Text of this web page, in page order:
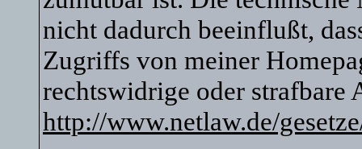
nicht dadurch beeinflußt,
Zugriffs von meiner
rechtswidrige oder strafbare
http://www.netlaw.de/